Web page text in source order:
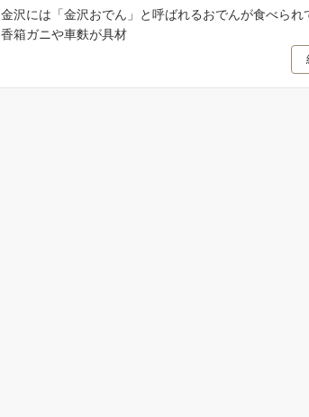
金沢には「金沢おでん」と呼ばれるおでんが食べられ
香箱ガニや車麩が具材